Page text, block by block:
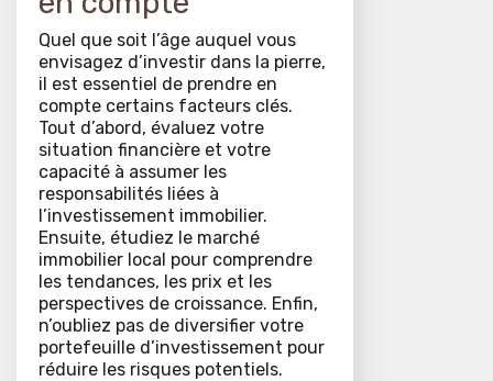
Quel que soit l’âge auquel vous
envisagez d’investir dans la pierre,
il est essentiel de prendre en
compte certains facteurs clés.
Tout d’abord, évaluez votre
situation financière et votre
capacité à assumer les
responsabilités liées à
l’investissement immobilier.
Ensuite, étudiez le marché
immobilier local pour comprendre
les tendances, les prix et les
perspectives de croissance. Enfin,
n’oubliez pas de diversifier votre
portefeuille d’investissement pour
réduire les risques potentiels.